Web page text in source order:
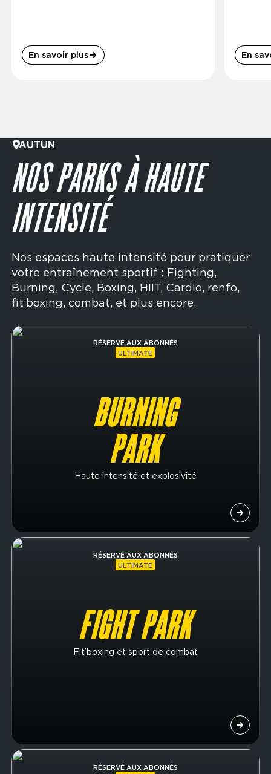
En savoir plus En
AUTUN
NOS PARKS À HAUTE
INTENSITÉ
Nos espaces haute intensité pour pratiquer
votre entraînement sportif : Fighting,
Burning, Cycle, Boxing, HIIT, Cardio, renfo,
fit’boxing, combat, et plus encore.
RÉSERVÉ AUX ABONNÉS
ULTIMATE
BURNING
PARK
Haute intensité et explosivité
Image
RÉSERVÉ AUX ABONNÉS
ULTIMATE
FIGHT PARK
Fit’boxing et sport de combat
Image
RÉSERVÉ AUX ABONNÉS
Image